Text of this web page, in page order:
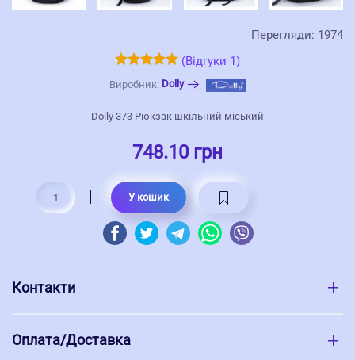
Перегляди: 1974
(Відгуки 1)
Виробник: Dolly
Dolly 373 Рюкзак шкільний міський
748.10 грн
У кошик
Контакти
Оплата/Доставка